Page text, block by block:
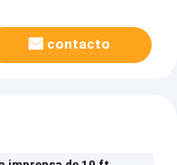
contacto